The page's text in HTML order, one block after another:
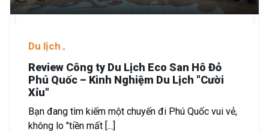
Du lịch
Review Công ty Du Lịch Eco San Hô Đỏ
Phú Quốc – Kinh Nghiệm Du Lịch "Cười
Xỉu"
Bạn đang tìm kiếm một chuyến đi Phú Quốc vui vẻ,
không lo "tiền mất [...]